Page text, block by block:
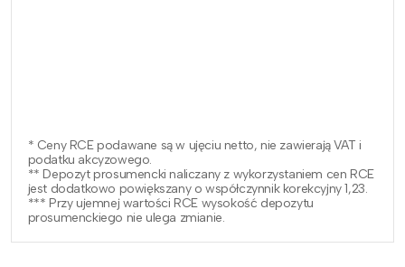
* Ceny RCE podawane są w ujęciu netto, nie zawierają VAT i
podatku akcyzowego.
** Depozyt prosumencki naliczany z wykorzystaniem cen RCE
jest dodatkowo powiększany o współczynnik korekcyjny 1,23.
*** Przy ujemnej wartości RCE wysokość depozytu
prosumenckiego nie ulega zmianie.